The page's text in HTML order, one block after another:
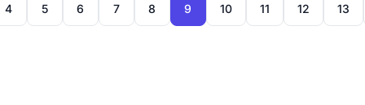
4 5 6 7 8 9 10 11 12 13